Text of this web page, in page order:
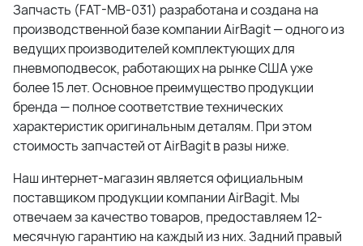
Запчасть (FAT-MB-031) разработана и создана на
производственной базе компании AirBagit — одного из
ведущих производителей комплектующих для
пневмоподвесок, работающих на рынке США уже
более 15 лет. Основное преимущество продукции
бренда — полное соответствие технических
характеристик оригинальным деталям. При этом
стоимость запчастей от AirBagit в разы ниже.
Наш интернет-магазин является официальным
поставщиком продукции компании AirBagit. Мы
отвечаем за качество товаров, предоставляем 12-
месячную гарантию на каждый из них. Задний правый